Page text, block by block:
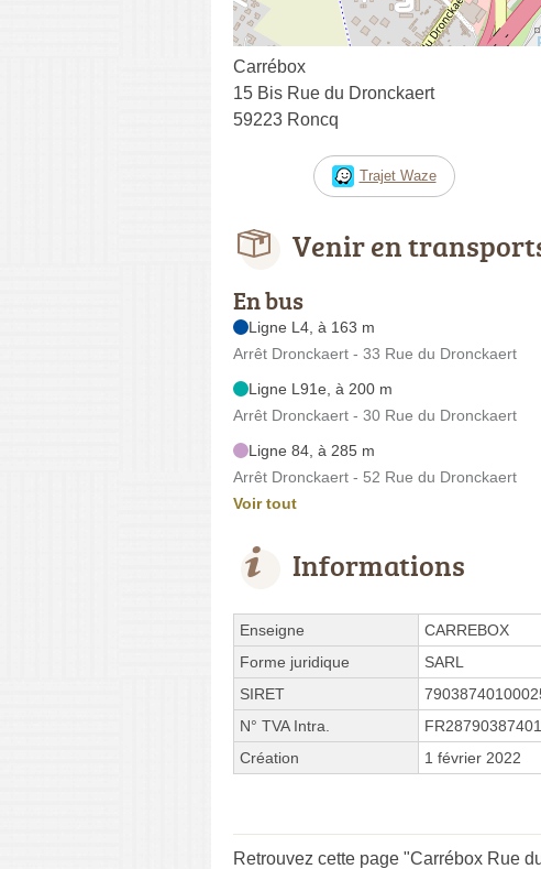
Carrébox
15 Bis Rue du Dronckaert
59223 Roncq
Trajet Waze
Venir en
En bus
Ligne L4, à 163 m
Arrêt Dronckaert - 33 Rue du Dronckaert
Ligne L91e, à 200 m
Arrêt Dronckaert - 30 Rue du Dronckaert
Ligne 84, à 285 m
Arrêt Dronckaert - 52 Rue du Dronckaert
Voir tout
Informations
Enseigne
CARREBOX
Forme juridique
SARL
SIRET
N° TVA Intra.
FR28790387401
Création
1 février 2022
Retrouvez cette page "Carrébox Rue